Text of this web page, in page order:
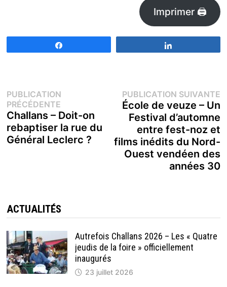
Imprimer 🖨
Navigation
de
l’article
PUBLICATION
PRÉCÉDENTEPublication
précédente :
Challans – Doit-on
rebaptiser la rue du
Général Leclerc ?
PUBLICATION SUIVANTE
École de veuze – Un
Festival d’automne
entre fest-noz et
films inédits du Nord-
Ouest vendéen des
années 30
ACTUALITÉS
Autrefois Challans 2026 – Les « Quatre
jeudis de la foire » officiellement
inaugurés
23 juillet 2026